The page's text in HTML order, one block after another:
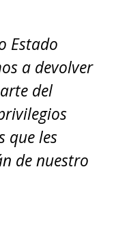
Estado
a devolver
del
que les
de nuestro